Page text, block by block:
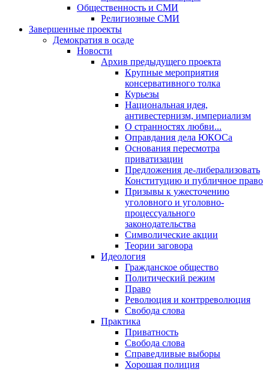
Общественность и СМИ
Религиозные СМИ
Завершенные проекты
Демократия в осаде
Новости
Архив предыдущего проекта
Крупные мероприятия
консервативного толка
Курьезы
Национальная идея,
антивестернизм, империализм
О странностях любви...
Оправдания дела ЮКОСа
Основания пересмотра
приватизации
Предложения де-либерализовать
Конституцию и публичное право
Призывы к ужесточению
уголовного и уголовно-
процессуального
законодательства
Символические акции
Теории заговора
Идеология
Гражданское общество
Политический режим
Право
Революция и контрреволюция
Свобода слова
Практика
Приватность
Свобода слова
Справедливые выборы
Хорошая полиция